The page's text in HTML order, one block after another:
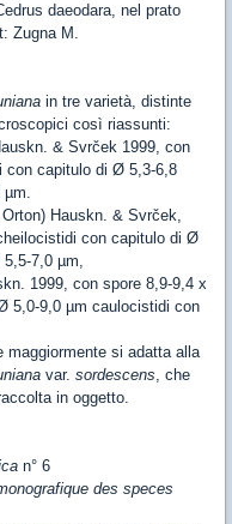
daeodara, nel prato
Zugna M.
in tre varietà, distinte
così riassunti:
& Svrček 1999, con
con capitulo di Ø 5,3-6,8
µm.
Orton) Hauskn. & Svrček,
con capitulo di Ø
7,0 µm,
1999, con spore 8,9-9,4 x
5,0-9,0 µm caulocistidi con
maggiormente si adatta alla
var. sordescens, che
in oggetto.
n° 6
des speces